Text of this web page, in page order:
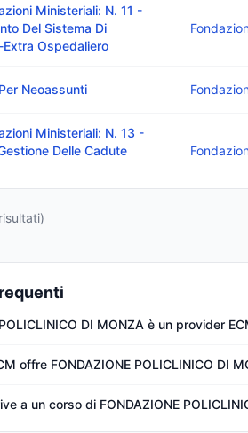
Ministeriali: N. 11 -
Del Sistema Di
Ospedaliero
Neoassunti
Ministeriali: N. 13 -
Delle Cadute
risultati)
DI MONZA è un provider
offre FONDAZIONE POLICLINICO DI
a un corso di FONDAZIONE